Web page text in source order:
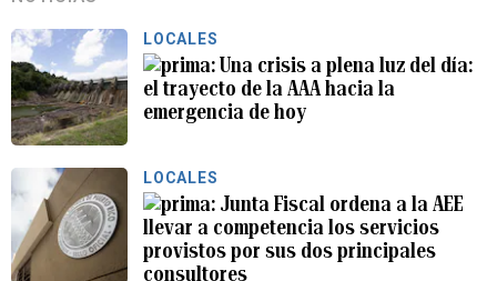
LOCALES
Una crisis a plena luz del día:
el trayecto de la AAA hacia la
emergencia de hoy
LOCALES
Junta Fiscal ordena a la AEE
llevar a competencia los servicios
provistos por sus dos principales
consultores